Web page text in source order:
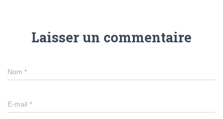
Laisser un commentaire
Nom *
E-mail *